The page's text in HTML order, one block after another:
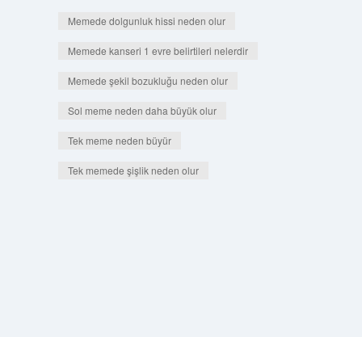
Memede dolgunluk hissi neden olur
Memede kanseri 1 evre belirtileri nelerdir
Memede şekil bozukluğu neden olur
Sol meme neden daha büyük olur
Tek meme neden büyür
Tek memede şişlik neden olur